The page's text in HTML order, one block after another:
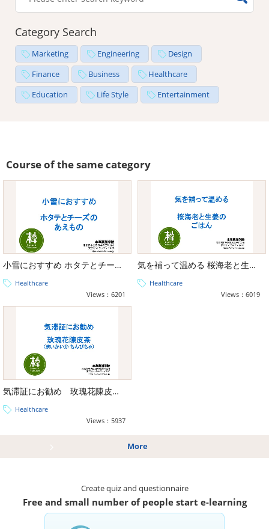
Category Search
Marketing Engineering
Design
Finance
Business
Healthcare
Education
Life Style Entertainment
Course of the same category
小雪におすすめ ホタテとチーズのあえもの
Healthcare
Views：6201
気を補って温める 桜海老と生姜のごはん
Healthcare
Views：6019
気滞証にお勧め 玫瑰花陳皮茶（まいかいか ちんぴちゃ）
Healthcare
Views：5937
More
Create quiz and questionnaire
Free and small number of people start e-learning